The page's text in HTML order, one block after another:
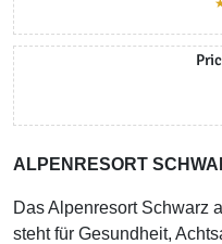
ALPENRESORT
Das Alpenresort Schwarz
steht für Gesundheit,